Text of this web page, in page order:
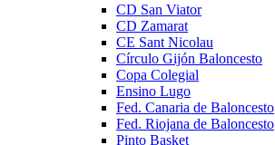
CD San Viator
CD Zamarat
CE Sant Nicolau
Círculo Gijón Baloncesto
Copa Colegial
Ensino Lugo
Fed. Canaria de Baloncesto
Fed. Riojana de Baloncesto
Pinto Basket